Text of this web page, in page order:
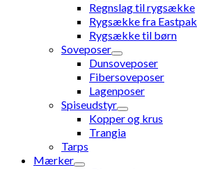
Regnslag til rygsække
Rygsække fra Eastpak
Rygsække til børn
Soveposer
Dunsoveposer
Fibersoveposer
Lagenposer
Spiseudstyr
Kopper og krus
Trangia
Tarps
Mærker